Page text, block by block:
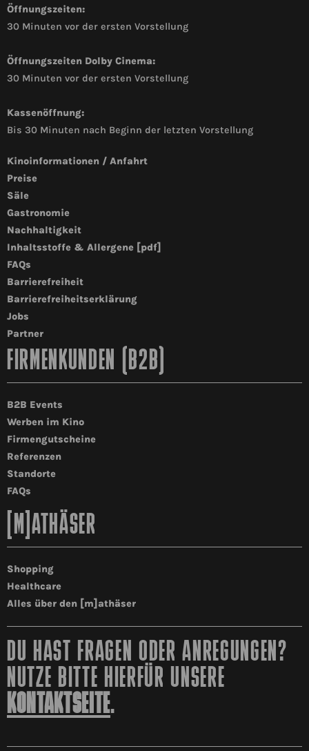
Öffnungszeiten:
30 Minuten vor der ersten Vorstellung
Öffnungszeiten Dolby Cinema:
30 Minuten vor der ersten Vorstellung
Kassenöffnung:
Bis 30 Minuten nach Beginn der letzten Vorstellung
Kinoinformationen / Anfahrt
Preise
Säle
Gastronomie
Nachhaltigkeit
Inhaltsstoffe & Allergene [pdf]
FAQs
Barrierefreiheit
Barrierefreiheitserklärung
Jobs
Partner
FIRMENKUNDEN (B2B)
B2B Events
Werben im Kino
Firmengutscheine
Referenzen
Standorte
FAQs
[M]ATHÄSER
Shopping
Healthcare
Alles über den [m]athäser
DU HAST FRAGEN ODER ANREGUNGEN?
NUTZE BITTE HIERFÜR UNSERE
KONTAKTSEITE.